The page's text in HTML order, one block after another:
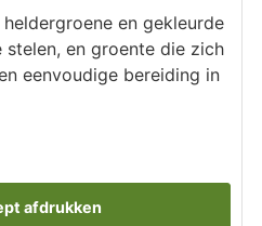
en gekleurde
stelen, en groente die zich
eenvoudige bereiding in
afdrukken